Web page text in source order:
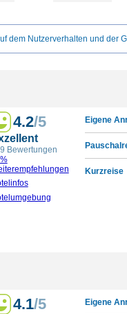
dem Nutzerverhalten und der
4.2/5
Bewertungen
Eigene
Kurzreise
4.1/5 Eigene